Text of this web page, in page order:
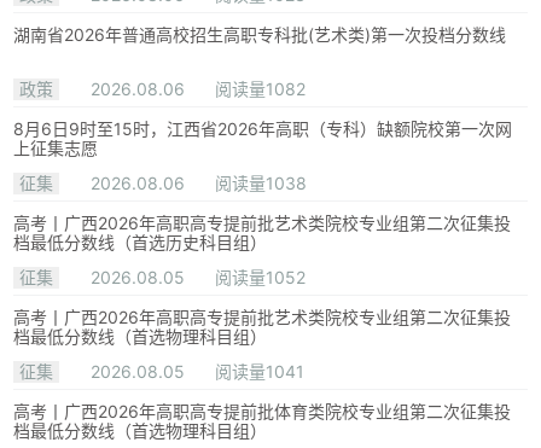
湖南省2026年普通高校招生高职专科批(艺术类)第一次投档分数线
政策 2026.08.06
阅读量1082
8月6日9时至15时，江西省2026年高职（专科）缺额院校第一次网
上征集志愿
征集
2026.08.06
阅读量1038
高考丨广西2026年高职高专提前批艺术类院校专业组第二次征集投
档最低分数线（首选历史科目组）
征集
2026.08.05
阅读量1052
高考丨广西2026年高职高专提前批艺术类院校专业组第二次征集投
档最低分数线（首选物理科目组）
征集
2026.08.05
阅读量1041
高考丨广西2026年高职高专提前批体育类院校专业组第二次征集投
档最低分数线（首选物理科目组）